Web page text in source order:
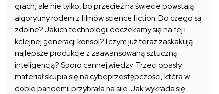
grach, ale nie tylko, bo przecież na świecie powstają
algorytmy rodem z filmów science fiction. Do czego są
zdolne? Jakich technologii doczekamy się na tej i
kolejnej generacji konsol? I czym już teraz zaskakują
najlepsze produkcje z zaawansowaną sztuczną
inteligencją? Sporo cennej wiedzy. Trzeci opasły
materiał skupia się na cybeprzestępczości, która w
dobie pandemii przybrała na sile. Jak wykrada się